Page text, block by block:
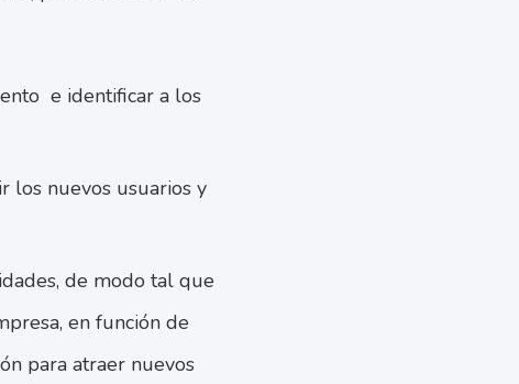
e identificar a los
los nuevos usuarios y
de modo tal que
en función de
para atraer nuevos